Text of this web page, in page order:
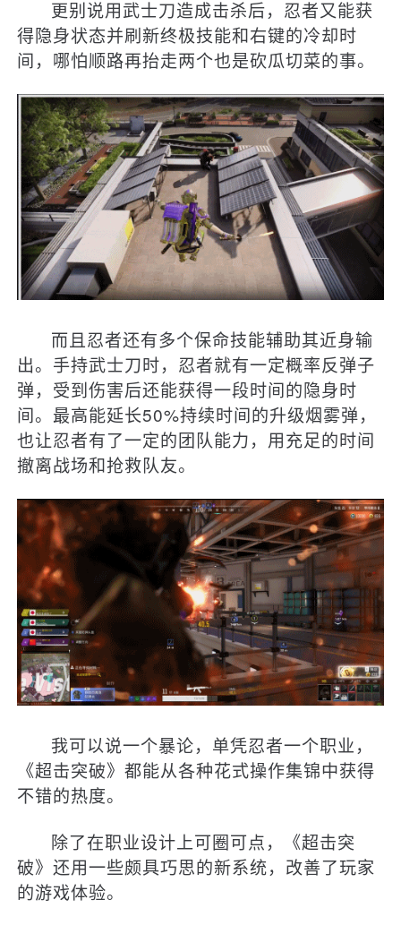
更别说用武士刀造成击杀后，忍者又能获
得隐身状态并刷新终极技能和右键的冷却时
间，哪怕顺路再抬走两个也是砍瓜切菜的事。
而且忍者还有多个保命技能辅助其近身输
出。手持武士刀时，忍者就有一定概率反弹子
弹，受到伤害后还能获得一段时间的隐身时
间。最高能延长50%持续时间的升级烟雾弹，
也让忍者有了一定的团队能力，用充足的时间
撤离战场和抢救队友。
我可以说一个暴论，单凭忍者一个职业，
《超击突破》都能从各种花式操作集锦中获得
不错的热度。
除了在职业设计上可圈可点，《超击突
破》还用一些颇具巧思的新系统，改善了玩家
的游戏体验。